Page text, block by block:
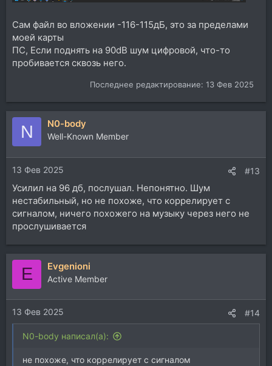
Сам файл во вложении -116-115дБ, это за пределами
моей карты
ПС, Если поднять на 90dB шум цифровой, что-то
пробивается сквозь него.
Последнее редактирование: 13 Фев 2025
N N0-body
Well-Known Member
13 Фев 2025 #13
Усилил на 96 дб, послушал. Непонятно. Шум
нестабильный, но не похоже, что коррелирует с
сигналом, ничего похожего на музыку через него не
прослушивается
E Evgenioni
Active Member
13 Фев 2025 #14
N0-body написал(а):
не похоже, что коррелирует с сигналом